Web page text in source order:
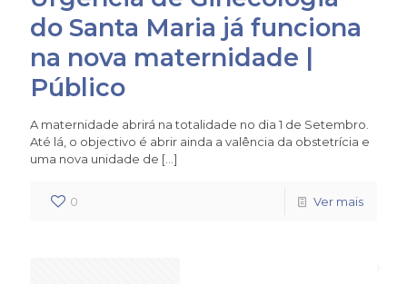
do Santa Maria já funciona
na nova maternidade |
Público
A maternidade abrirá na totalidade no dia 1 de Setembro.
Até lá, o objectivo é abrir ainda a valência da obstetrícia e
uma nova unidade de […]
0 Ver mais